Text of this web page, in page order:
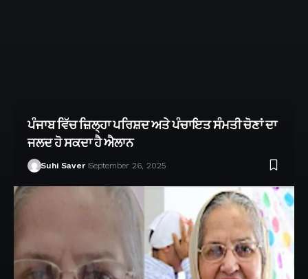
ਪੰਜਾਬ ਵਿੱਚ ਜ਼ਿਲ੍ਹਾ ਪਰਿਸ਼ਦ ਅਤੇ ਪੰਚਾਇਤ ਸੰਮਤੀ ਚੋਣਾਂ ਦਾ
ਜਲਦ ਹੋ ਸਕਦਾ ਹੈ ਐਲਾਨ
Suhi Saver September 26, 2025